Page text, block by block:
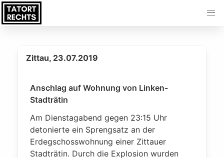
Zittau, 23.07.2019
Anschlag auf Wohnung von Linken-
Stadträtin
Am Dienstagabend gegen 23:15 Uhr
detonierte ein Sprengsatz an der
Erdegschosswohnung einer Zittauer
Stadträtin. Durch die Explosion wurden